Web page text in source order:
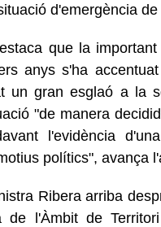
d'emergència
que la
anys s'ha
un gran esglaó a la
"de manera
l'evidència
polítics", avança
Ribera arriba
l'Àmbit de